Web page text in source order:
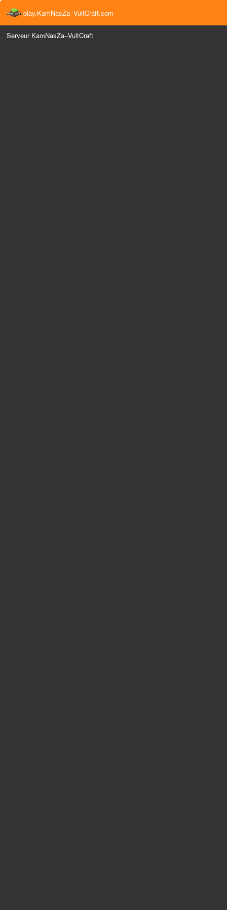
play.KamNasZa--VultCraft.com
Serveur KamNasZa--VultCraft